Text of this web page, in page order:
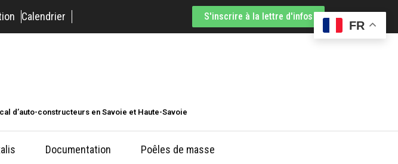
Calendrier S'inscrire à la lettre d'infos
d’auto-constructeurs en Savoie et Haute-Savoie
Documentation Poêles de masse
FR